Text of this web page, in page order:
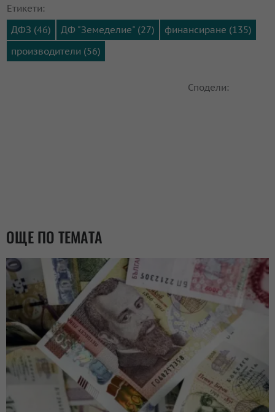
Етикети:
ДФЗ (46)
ДФ "Земеделие" (27)
финансиране (135)
производители (56)
Сподели:
ОЩЕ ПО ТЕМАТА